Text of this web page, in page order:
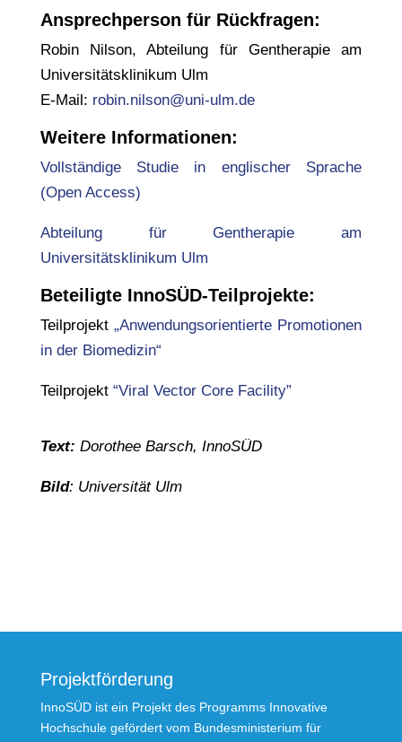
Ansprechperson für Rückfragen:
Robin Nilson, Abteilung für Gentherapie am
Universitätsklinikum Ulm
E-Mail: robin.nilson@uni-​ulm.de
Weitere Informationen:
Vollständige Studie in englischer Sprache
(Open Access)
Abteilung für Gentherapie am
Universitätsklinikum Ulm
Beteiligte InnoSÜD-Teilprojekte:
Teilprojekt „Anwendungsorientierte Promotionen
in der Biomedizin“
Teilprojekt “Viral Vector Core Facility”
Text: Dorothee Barsch, InnoSÜD
Bild: Universität Ulm
Projektförderung
InnoSÜD ist ein Projekt des Programms Innovative
Hochschule gefördert vom Bundesministerium für